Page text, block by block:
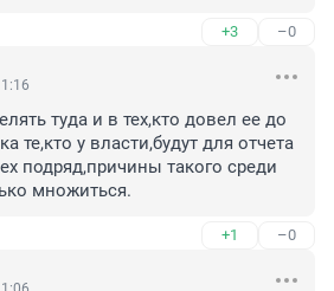
+3 –0
туда и в тех,кто довел ее до
те,кто у власти,будут для отчета
подряд,причины такого среди
множиться.
+1 –0